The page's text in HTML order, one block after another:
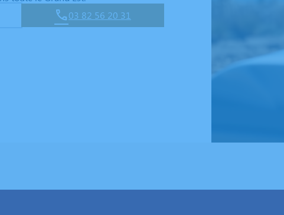
03 82 56 20 31